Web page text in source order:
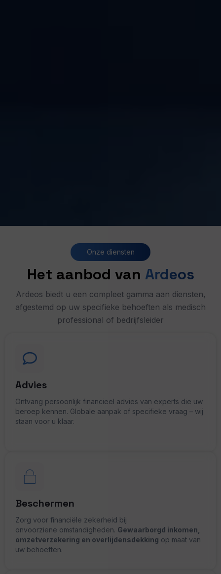
Onze diensten
Het aanbod van Ardeos
Ardeos biedt u een compleet gamma aan diensten,
afgestemd op uw specifieke behoeften als medisch
professional of bedrijfsleider
Advies
Ontvang persoonlijk financieel advies van experts die uw
beroep kennen. Globale aanpak of specifieke vraag – wij
staan voor u klaar.
Beschermen
Zorg voor financiële zekerheid bij
onvoorziene omstandigheden. Gewaarborgd inkomen,
omzetverzekering en overlijdensdekking op maat van
uw behoeften.